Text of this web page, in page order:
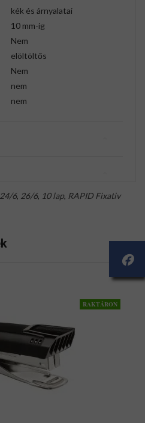
kék és árnyalatai
10 mm-ig
Nem
elöltöltős
Nem
nem
nem
24/6, 26/6, 10 lap, RAPID Fixativ
RAKTÁRON